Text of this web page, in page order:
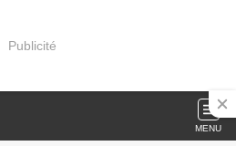
Publicité
MENU